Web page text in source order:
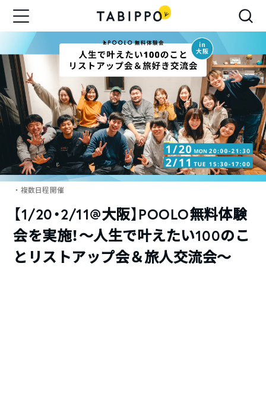
・複数日程開催
【1/20・2/11@大阪】POOLO無料体験
会を実施！～人生で叶えたい100のこ
とリストアップ会＆旅人交流会～